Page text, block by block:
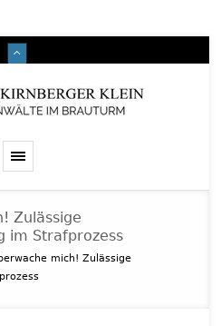
Zulässige
im Strafprozess
mich! Zulässige